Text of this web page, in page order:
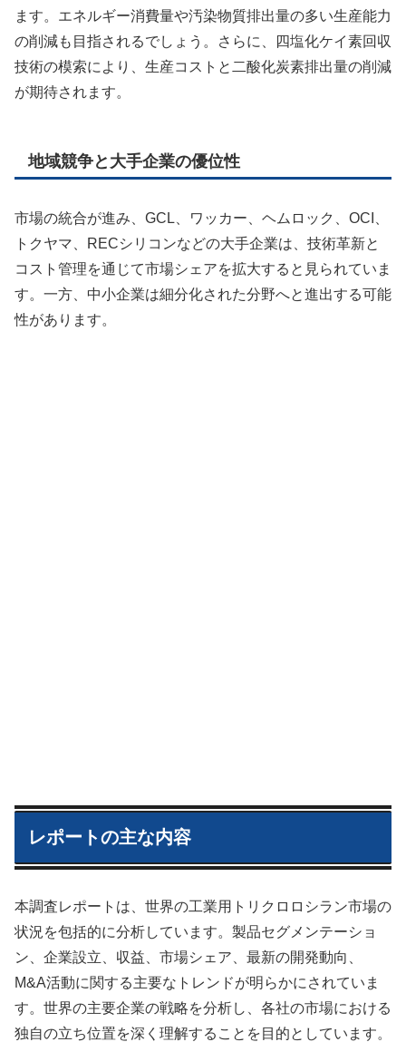
ます。エネルギー消費量や汚染物質排出量の多い生産能力
の削減も目指されるでしょう。さらに、四塩化ケイ素回収
技術の模索により、生産コストと二酸化炭素排出量の削減
が期待されます。
地域競争と大手企業の優位性
市場の統合が進み、GCL、ワッカー、ヘムロック、OCI、
トクヤマ、RECシリコンなどの大手企業は、技術革新と
コスト管理を通じて市場シェアを拡大すると見られていま
す。一方、中小企業は細分化された分野へと進出する可能
性があります。
レポートの主な内容
本調査レポートは、世界の工業用トリクロロシラン市場の
状況を包括的に分析しています。製品セグメンテーショ
ン、企業設立、収益、市場シェア、最新の開発動向、
M&A活動に関する主要なトレンドが明らかにされていま
す。世界の主要企業の戦略を分析し、各社の市場における
独自の立ち位置を深く理解することを目的としています。